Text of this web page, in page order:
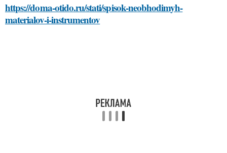
https://doma-otido.ru/stati/spisok-neobhodimyh-
materialov-i-instrumentov